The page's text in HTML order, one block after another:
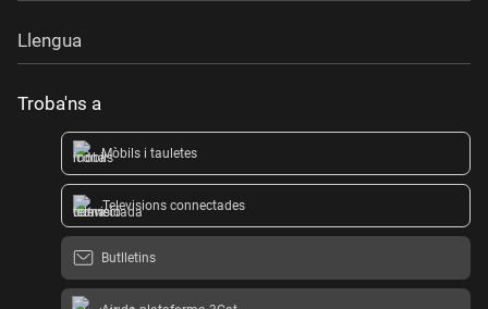
Llengua
Troba'ns a
Mòbils i tauletes
Televisions connectades
Butlletins